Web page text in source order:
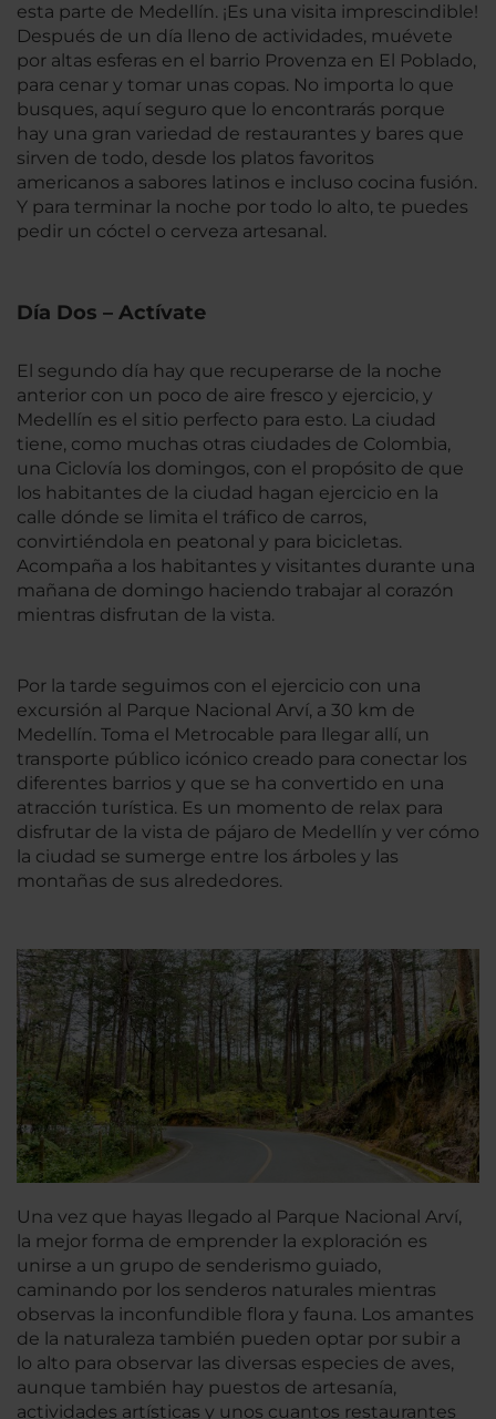
esta parte de Medellín. ¡Es una visita imprescindible!
Después de un día lleno de actividades, muévete
por altas esferas en el barrio Provenza en El Poblado,
para cenar y tomar unas copas. No importa lo que
busques, aquí seguro que lo encontrarás porque
hay una gran variedad de restaurantes y bares que
sirven de todo, desde los platos favoritos
americanos a sabores latinos e incluso cocina fusión.
Y para terminar la noche por todo lo alto, te puedes
pedir un cóctel o cerveza artesanal.
Día Dos – Actívate
El segundo día hay que recuperarse de la noche
anterior con un poco de aire fresco y ejercicio, y
Medellín es el sitio perfecto para esto. La ciudad
tiene, como muchas otras ciudades de Colombia,
una Ciclovía los domingos, con el propósito de que
los habitantes de la ciudad hagan ejercicio en la
calle dónde se limita el tráfico de carros,
convirtiéndola en peatonal y para bicicletas.
Acompaña a los habitantes y visitantes durante una
mañana de domingo haciendo trabajar al corazón
mientras disfrutan de la vista.
Por la tarde seguimos con el ejercicio con una
excursión al Parque Nacional Arví, a 30 km de
Medellín. Toma el Metrocable para llegar allí, un
transporte público icónico creado para conectar los
diferentes barrios y que se ha convertido en una
atracción turística. Es un momento de relax para
disfrutar de la vista de pájaro de Medellín y ver cómo
la ciudad se sumerge entre los árboles y las
montañas de sus alrededores.
Una vez que hayas llegado al Parque Nacional Arví,
la mejor forma de emprender la exploración es
unirse a un grupo de senderismo guiado,
caminando por los senderos naturales mientras
observas la inconfundible flora y fauna. Los amantes
de la naturaleza también pueden optar por subir a
lo alto para observar las diversas especies de aves,
aunque también hay puestos de artesanía,
actividades artísticas y unos cuantos restaurantes